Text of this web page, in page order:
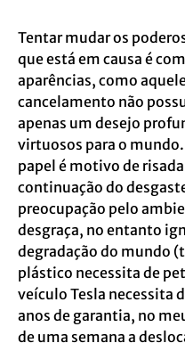
Tentar mudar os
que está em causa é
aparências, como
cancelamento não
apenas um desejo
virtuosos para o
papel é motivo de
continuação do
preocupação pelo
desgraça, no entanto
degradação do mundo
plástico necessita de
veículo Tesla necessita
anos de garantia, no
de uma semana a